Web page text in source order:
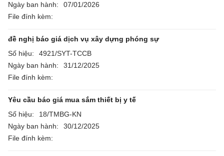
Ngày ban hành:
07/01/2026
File đính kèm:
đề nghị báo giá dịch vụ xây dựng phóng sự
Số hiệu:
4921/SYT-TCCB
Ngày ban hành:
31/12/2025
File đính kèm:
Yêu cầu báo giá mua sắm thiết bị y tế
Số hiệu:
18/TMBG-KN
Ngày ban hành:
30/12/2025
File đính kèm: